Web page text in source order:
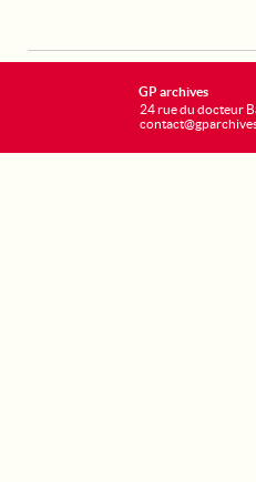
GP archives
24 rue du docteur